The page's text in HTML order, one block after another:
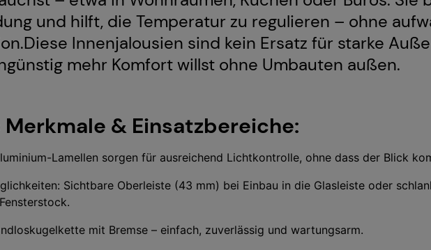
und hilft, die Temperatur zu regulieren – ohne
Innenjalousien sind kein Ersatz für starke
mehr Komfort willst ohne Umbauten außen.
& Einsatzbereiche:
Lamellen sorgen für ausreichend Lichtkontrolle, ohne dass der Blick
Sichtbare Oberleiste (43 mm) bei Einbau in die Glasleiste oder
mit Bremse – einfach, zuverlässig und wartungsarm.